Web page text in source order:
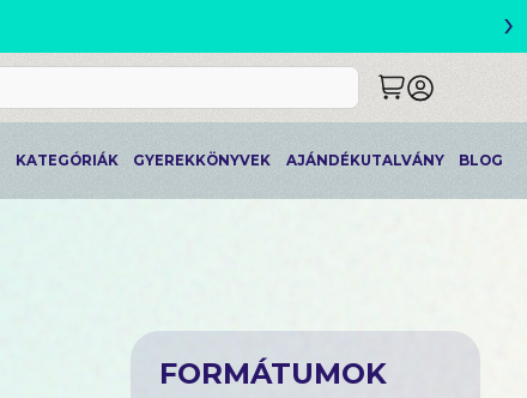
›
KATEGÓRIÁK GYEREKKÖNYVEK AJÁNDÉKUTALVÁNY BLOG
FORMÁTUMOK